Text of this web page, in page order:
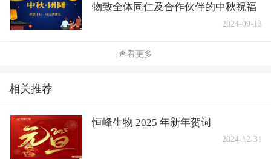
物致全体同仁及合作伙伴的中秋祝福
2024-09-13
查看更多
相关推荐
恒峰生物 2025 年新年贺词
2024-12-31